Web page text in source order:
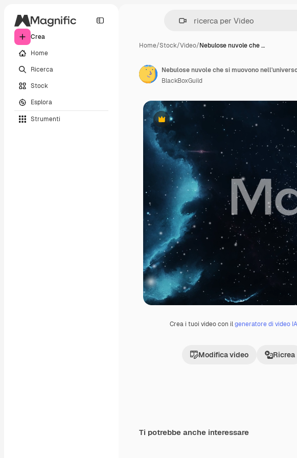
Crea
Home
Ricerca
Stock
Esplora
Strumenti
Home/Stock/Video/Nebulose nuvole che …
Premium
Crea i tuoi video con ilgeneratore di video IA
Modifica video Ricrea
Nebulose nuvole che si muovono
BlackBoxGuild
Ti potrebbe anche interessare